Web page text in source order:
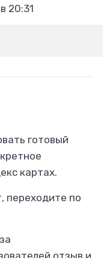
20:31
готовый
картах.
переходите по
отзыв и